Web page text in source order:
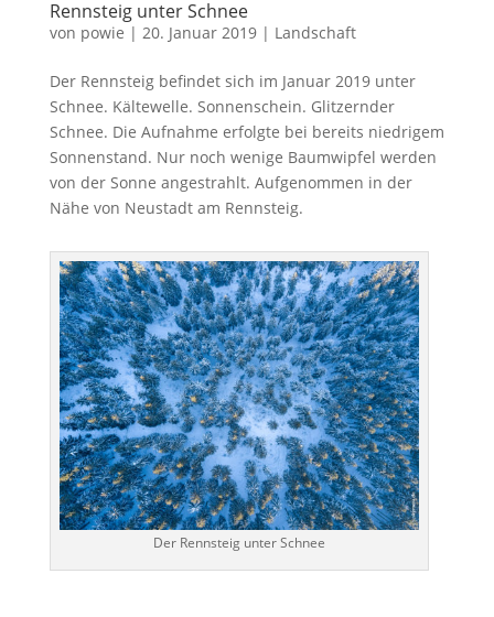
Rennsteig unter Schnee
von powie | 20. Januar 2019| Landschaft
Der Rennsteig befindet sich im Januar 2019 unter
Schnee. Kältewelle. Sonnenschein. Glitzernder
Schnee. Die Aufnahme erfolgte bei bereits niedrigem
Sonnenstand. Nur noch wenige Baumwipfel werden
von der Sonne angestrahlt. Aufgenommen in der
Nähe von Neustadt am Rennsteig.
Der Rennsteig unter Schnee